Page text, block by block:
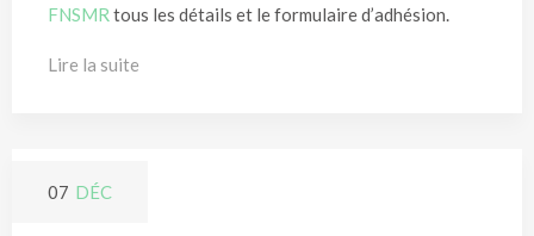
FNSMR tous les détails et le formulaire d’adhésion.
Lire la suite
07 DÉC